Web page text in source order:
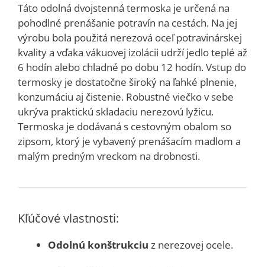
Táto odolná dvojstenná termoska je určená na
pohodlné prenášanie potravín na cestách. Na jej
výrobu bola použitá nerezová oceľ potravinárskej
kvality a vďaka vákuovej izolácii udrží jedlo teplé až
6 hodín alebo chladné po dobu 12 hodín. Vstup do
termosky je dostatočne široký na ľahké plnenie,
konzumáciu aj čistenie. Robustné viečko v sebe
ukrýva praktickú skladaciu nerezovú lyžicu.
Termoska je dodávaná s cestovným obalom so
zipsom, ktorý je vybavený prenášacím madlom a
malým predným vreckom na drobnosti.
Kľúčové vlastnosti:
Odolnú konštrukciu z nerezovej ocele.